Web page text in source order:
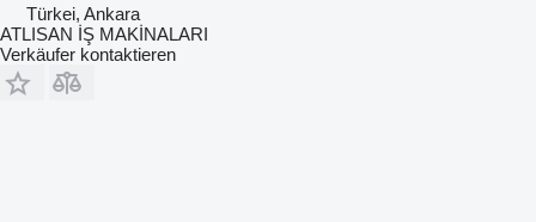
Türkei, Ankara
ATLISAN İŞ MAKİNALARI
Verkäufer kontaktieren